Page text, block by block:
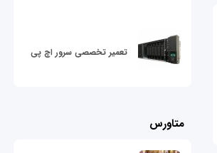
تعمیر تخصصی سرور اچ پی
متاورس